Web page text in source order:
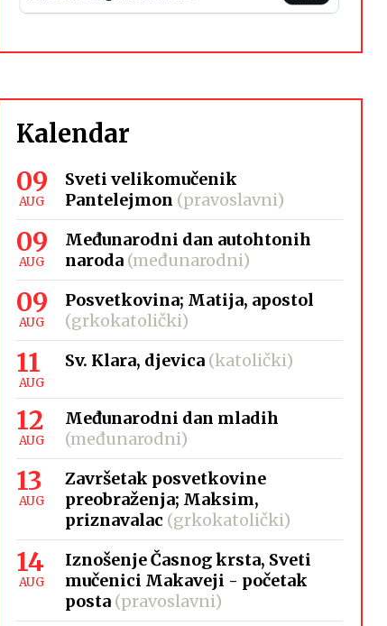
Kalendar
09
AUG
Sveti velikomučenik
Pantelejmon (pravoslavni)
09
AUG
Međunarodni dan autohtonih
naroda (međunarodni)
09
AUG
Posvetkovina; Matija, apostol
(grkokatolički)
11
AUG
Sv. Klara, djevica (katolički)
12
AUG
Međunarodni dan mladih
(međunarodni)
13
AUG
Završetak posvetkovine
preobraženja; Maksim,
priznavalac (grkokatolički)
14
AUG
Iznošenje Časnog krsta, Sveti
mučenici Makaveji - početak
posta (pravoslavni)